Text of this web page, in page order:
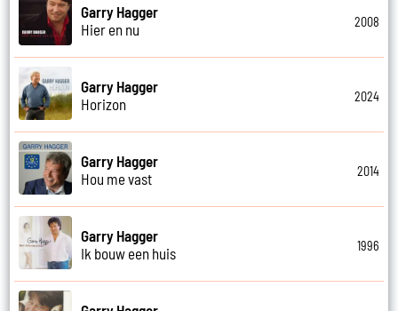
Garry Hagger
Hier en nu
2008
Garry Hagger
Horizon
2024
Garry Hagger
Hou me vast
2014
Garry Hagger
Ik bouw een huis
1996